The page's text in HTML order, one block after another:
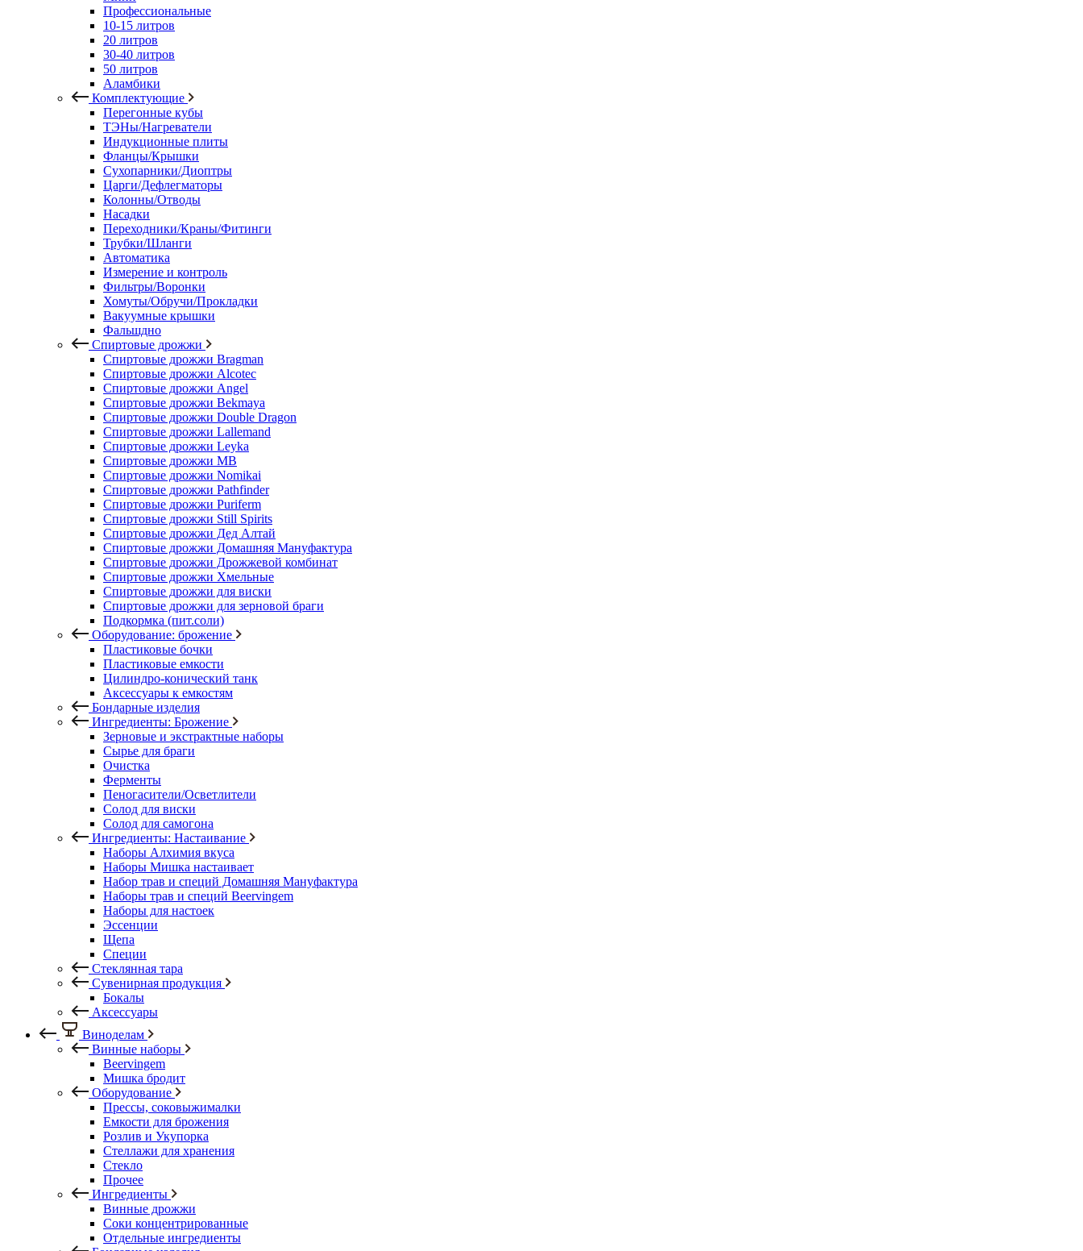
Профессиональные
10-15 литров
20 литров
30-40 литров
50 литров
Аламбики
Комплектующие
Перегонные кубы
ТЭНы/Нагреватели
Индукционные плиты
Фланцы/Крышки
Сухопарники/Диоптры
Царги/Дефлегматоры
Колонны/Отводы
Насадки
Переходники/Краны/Фитинги
Трубки/Шланги
Автоматика
Измерение и контроль
Фильтры/Воронки
Хомуты/Обручи/Прокладки
Вакуумные крышки
Фальшдно
Спиртовые дрожжи
Спиртовые дрожжи Bragman
Спиртовые дрожжи Alcotec
Спиртовые дрожжи Angel
Спиртовые дрожжи Bekmaya
Спиртовые дрожжи Double Dragon
Спиртовые дрожжи Lallemand
Спиртовые дрожжи Leyka
Спиртовые дрожжи MB
Спиртовые дрожжи Nomikai
Спиртовые дрожжи Pathfinder
Спиртовые дрожжи Puriferm
Спиртовые дрожжи Still Spirits
Спиртовые дрожжи Дед Алтай
Спиртовые дрожжи Домашняя Мануфактура
Спиртовые дрожжи Дрожжевой комбинат
Спиртовые дрожжи Хмельные
Спиртовые дрожжи для виски
Спиртовые дрожжи для зерновой браги
Подкормка (пит.соли)
Оборудование: брожение
Пластиковые бочки
Пластиковые емкости
Цилиндро-конический танк
Аксессуары к емкостям
Бондарные изделия
Ингредиенты: Брожение
Зерновые и экстрактные наборы
Сырье для браги
Очистка
Ферменты
Пеногасители/Осветлители
Солод для виски
Солод для самогона
Ингредиенты: Настаивание
Наборы Алхимия вкуса
Наборы Мишка настаивает
Набор трав и специй Домашняя Мануфактура
Наборы трав и специй Beervingem
Наборы для настоек
Эссенции
Щепа
Специи
Стеклянная тара
Сувенирная продукция
Бокалы
Аксессуары
Виноделам
Винные наборы
Beervingem
Мишка бродит
Оборудование
Прессы, соковыжималки
Емкости для брожения
Розлив и Укупорка
Стеллажи для хранения
Стекло
Прочее
Ингредиенты
Винные дрожжи
Соки концентрированные
Отдельные ингредиенты